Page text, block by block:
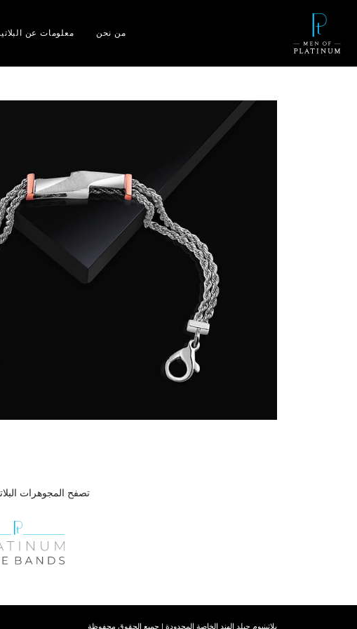
من نحن معلومات عن
تصفح المجوهرات
بلاتينيوم جيلد الهند الخاصة المحدودة | جميع الحقوق محفوظة